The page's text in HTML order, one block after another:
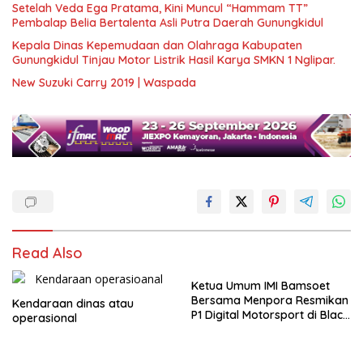
Setelah Veda Ega Pratama, Kini Muncul “Hammam TT”
Pembalap Belia Bertalenta Asli Putra Daerah Gunungkidul
Kepala Dinas Kepemudaan dan Olahraga Kabupaten
Gunungkidul Tinjau Motor Listrik Hasil Karya SMKN 1 Nglipar.
New Suzuki Carry 2019 | Waspada
Read Also
Kendaraan dinas atau
operasional
Ketua Umum IMI Bamsoet
Bersama Menpora Resmikan
P1 Digital Motorsport di Black